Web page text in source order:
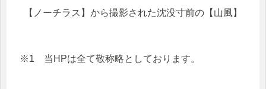
【ノーチラス】から撮影された沈没寸前の【山風】
※1 当HPは全て敬称略としております。